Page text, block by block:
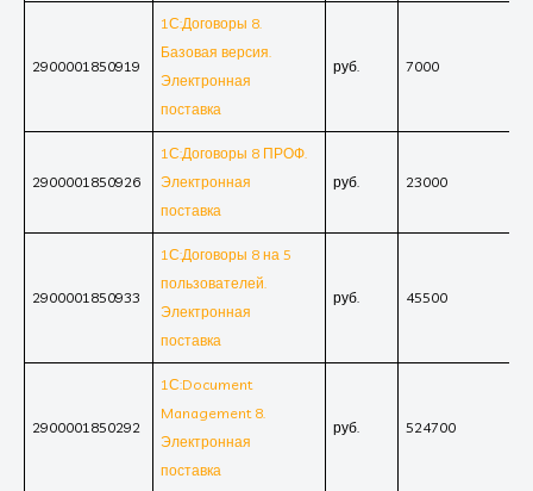
2900001850919
1С:Договоры 8.
Базовая версия.
Электронная
поставка
руб. 7000
2900001850926
1С:Договоры 8 ПРОФ.
Электронная
поставка
руб. 23000
2900001850933
1С:Договоры 8 на 5
пользователей.
Электронная
поставка
руб. 45500
2900001850292
1С:Document
Management 8.
Электронная
поставка
руб. 524700